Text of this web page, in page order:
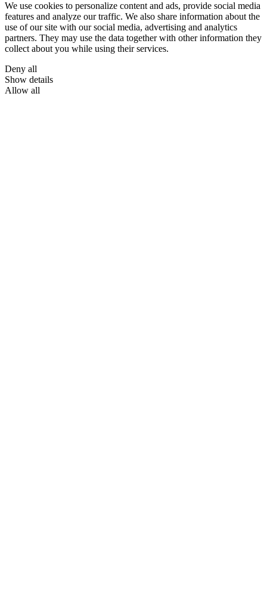
We use cookies to personalize content and ads, provide social media
features and analyze our traffic. We also share information about the
use of our site with our social media, advertising and analytics
partners. They may use the data together with other information they
collect about you while using their services.
Deny all
Show details
Allow all